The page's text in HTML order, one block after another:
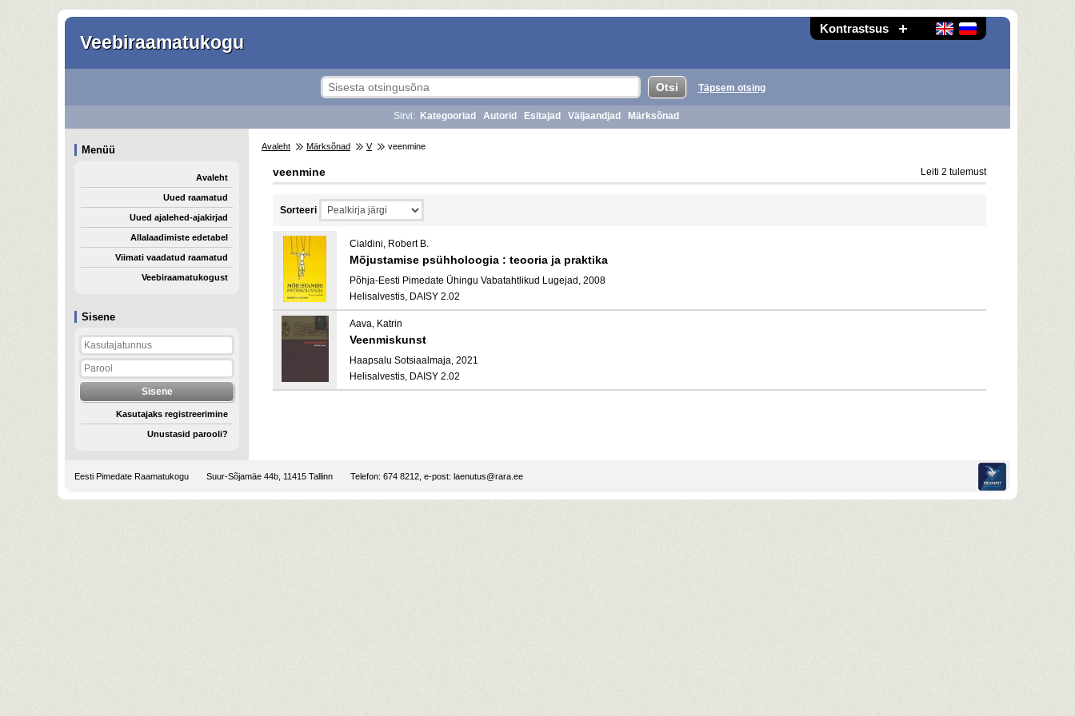
Kontrastsus
Veebiraamatukogu
Sisene
Kasutajaks registreerimine
Unustasid parooli?
Täpsem otsing
Sirvi: Kategooriad Autorid Esitajad Väljaandjad Märksõnad
Menüü
Avaleht
Uued raamatud
Uued ajalehed-ajakirjad
Allalaadimiste edetabel
Viimati vaadatud raamatud
Veebiraamatukogust
Avaleht Märksõnad V veenmine
veenmine Leiti 2 tulemust
Sorteeri
Cialdini, Robert B.
Mõjustamise psühholoogia : teooria ja praktika
Põhja-Eesti Pimedate Ühingu Vabatahtlikud Lugejad, 2008
Helisalvestis, DAISY 2.02
Aava, Katrin
Veenmiskunst
Haapsalu Sotsiaalmaja, 2021
Helisalvestis, DAISY 2.02
Eesti Pimedate Raamatukogu Suur-Sõjamäe 44b, 11415 Tallinn Telefon: 674 8212, e-post: laenutus@rara.ee